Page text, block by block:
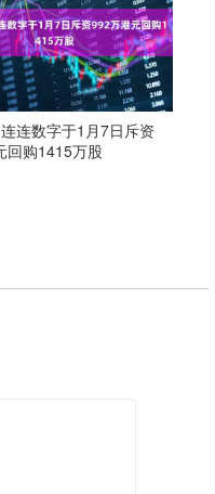
连数字于1月7日斥资
回购1415万股